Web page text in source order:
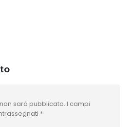
sarà pubblicato. I campi
*